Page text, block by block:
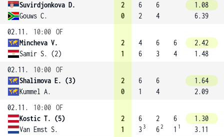
Suvirdjonkova D.
Gouws C.
2
0
6
2
6
4
1.08
6.39
02.11.
10:00 OF
Mincheva V.
Samir S. (2)
2
1
4
6
6
3
6
4
2.42
1.48
02.11.
10:00 OF
Shalimova E. (3)
Kummel A.
2
0
6
1
6
4
1.64
2.09
02.11.
10:00 OF
Kostic T. (5)
Van Emst S.
2
1
6
3 3
2
62
6
1 1
1.30
3.11